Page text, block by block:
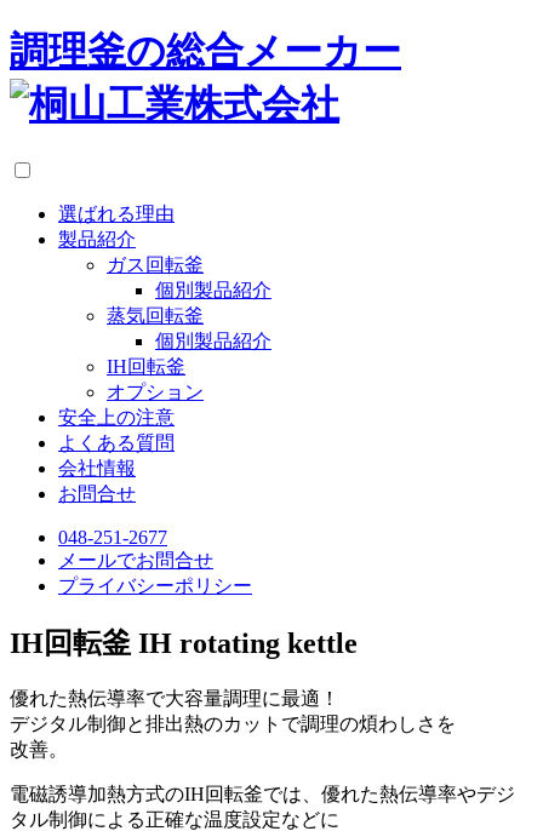
調理釜の総合メーカー
選ばれる理由
製品紹介
ガス回転釜
個別製品紹介
蒸気回転釜
個別製品紹介
IH回転釜
オプション
安全上の注意
よくある質問
会社情報
お問合せ
048-251-2677
メールでお問合せ
プライバシーポリシー
IH回転釜 IH rotating kettle
優れた熱伝導率で大容量調理に最適！
デジタル制御と排出熱のカットで調理の煩わしさを
改善。
電磁誘導加熱方式のIH回転釜では、優れた熱伝導率やデジ
タル制御による正確な温度設定などに